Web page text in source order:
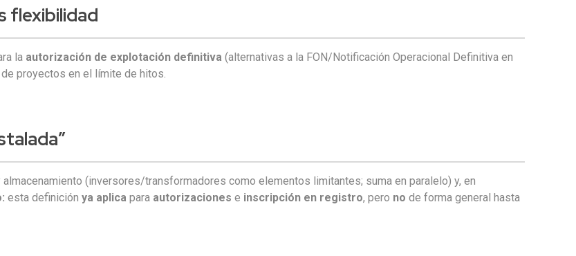
flexibilidad
la autorización de explotación definitiva (alternativas a la FON/Notificación Operacional Definitiva en
proyectos en el límite de hitos.
”
almacenamiento (inversores/transformadores como elementos limitantes; suma en paralelo) y, en
esta definiciónya aplica para autorizaciones e inscripción en registro, pero no de forma general hasta